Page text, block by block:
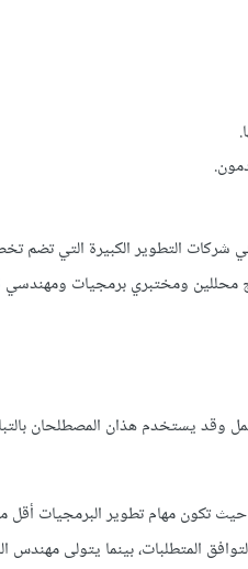
شركات التطوير الكبيرة التي
محللين ومختبري برمجيات ومهندسي
وقد يستخدم هذان المصطلحان
تكون مهام تطوير البرمجيات أقل
المتطلبات، بينما يتولى مهندس